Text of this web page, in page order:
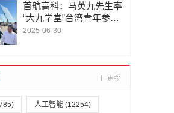
首航高科：马英九先生率
“大九学堂”台湾青年参访
首航高科敦煌光热电站 |
2025-06-30
人工智能 (12254)